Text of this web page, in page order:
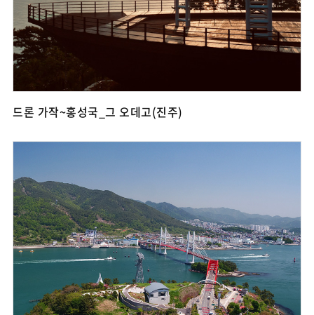
드론 가작~홍성국_그 오데고(진주)